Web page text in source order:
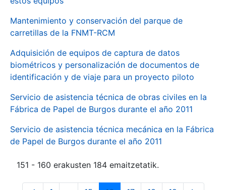
Mantenimiento y conservación del parque de
carretillas de la FNMT-RCM
Adquisición de equipos de captura de datos
biométricos y personalización de documentos de
identificación y de viaje para un proyecto piloto
Servicio de asistencia técnica de obras civiles en la
Fábrica de Papel de Burgos durante el año 2011
Servicio de asistencia técnica mecánica en la Fábrica
de Papel de Burgos durante el año 2011
151 - 160 erakusten 184 emaitzetatik.